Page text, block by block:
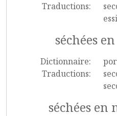
Traductions:
séchées
Dictionnaire:
Traductions:
séchées